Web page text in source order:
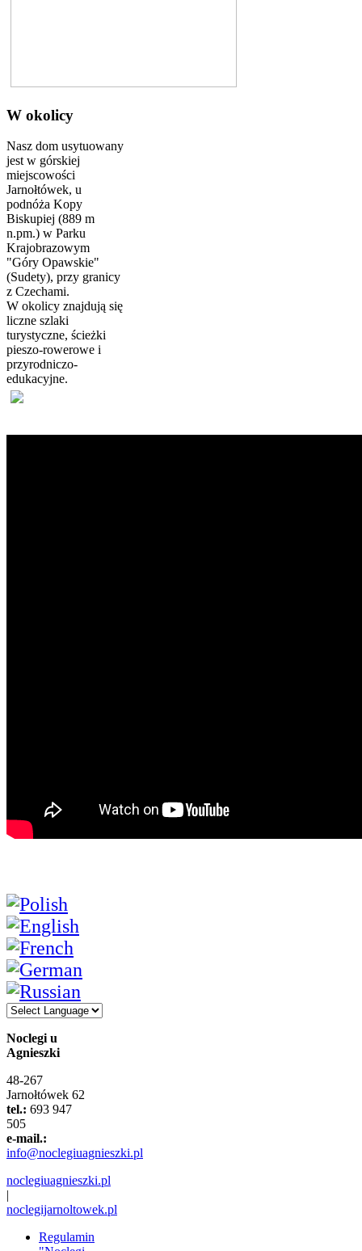
W okolicy
Nasz dom usytuowany
jest w górskiej
miejscowości
Jarnołtówek, u
podnóża Kopy
Biskupiej (889 m
n.pm.) w Parku
Krajobrazowym
"Góry Opawskie"
(Sudety), przy granicy
z Czechami.
W okolicy znajdują się
liczne szlaki
turystyczne, ścieżki
pieszo-rowerowe i
przyrodniczo-
edukacyjne.
Noclegi u
Agnieszki
48-267
Jarnołtówek 62
tel.: 693 947
505
e-mail.:
info@noclegiuagnieszki.pl
noclegiuagnieszki.pl
|
noclegijarnoltowek.pl
Regulamin